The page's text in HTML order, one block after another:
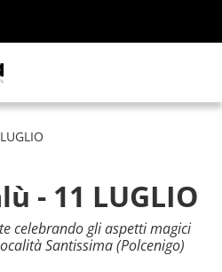
sito
- 11 LUGLIO
celebrando gli aspetti magici
Santissima (Polcenigo)